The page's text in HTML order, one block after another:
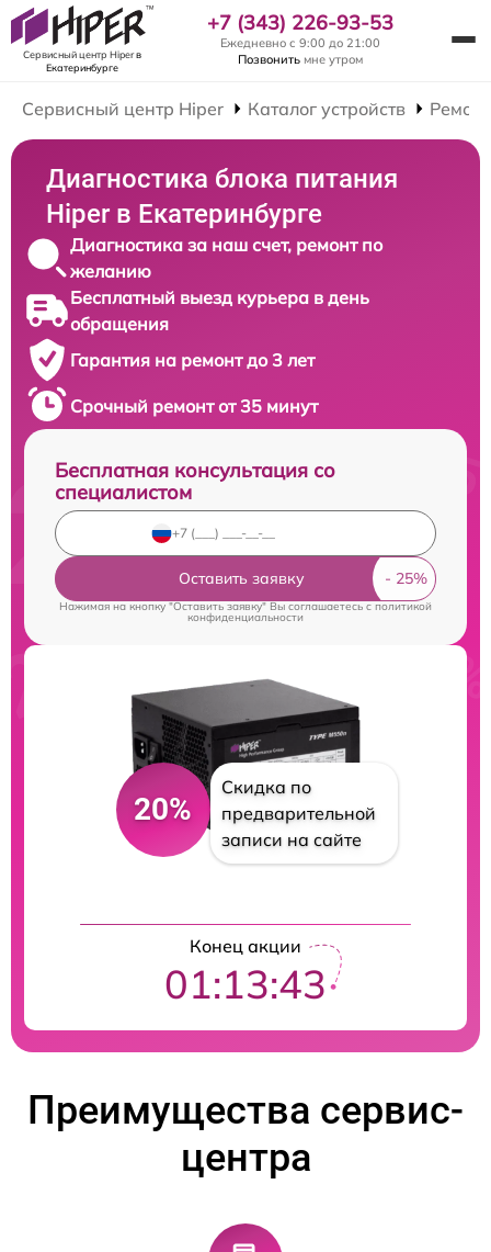
Сервисный центр Hiperв
Екатеринбурге
+7 (343) 226-93-53
Ежедневно с 9:00 до 21:00
Позвонить мне утром
Сервисный центр Hiper Каталог устройств
Диагностика блока питания
Hiper в Екатеринбурге
Диагностика за наш счет, ремонт по
желанию
Бесплатный выезд курьера в день
обращения
Гарантия на ремонт до 3 лет
Срочный ремонт от 35 минут
Бесплатная консультация со
специалистом
Оставить заявку
Нажимая на кнопку "Оставить заявку" Вы соглашаетесь cполитикой
конфиденциальности
20%
Скидка по
предварительной
записи на сайте
Конец акции
01:13:43
Преимущества сервис-
центра